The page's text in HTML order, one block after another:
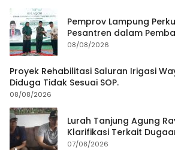
Pemprov Lampung
Pesantren dalam
Pengembangan SDM
08/08/2026
Proyek Rehabilitasi Saluran Irigasi
Diduga Tidak Sesuai SOP.
08/08/2026
Lurah Tanjung Agung
Klarifikasi Terkait
Antar Warga Yang
07/08/2026